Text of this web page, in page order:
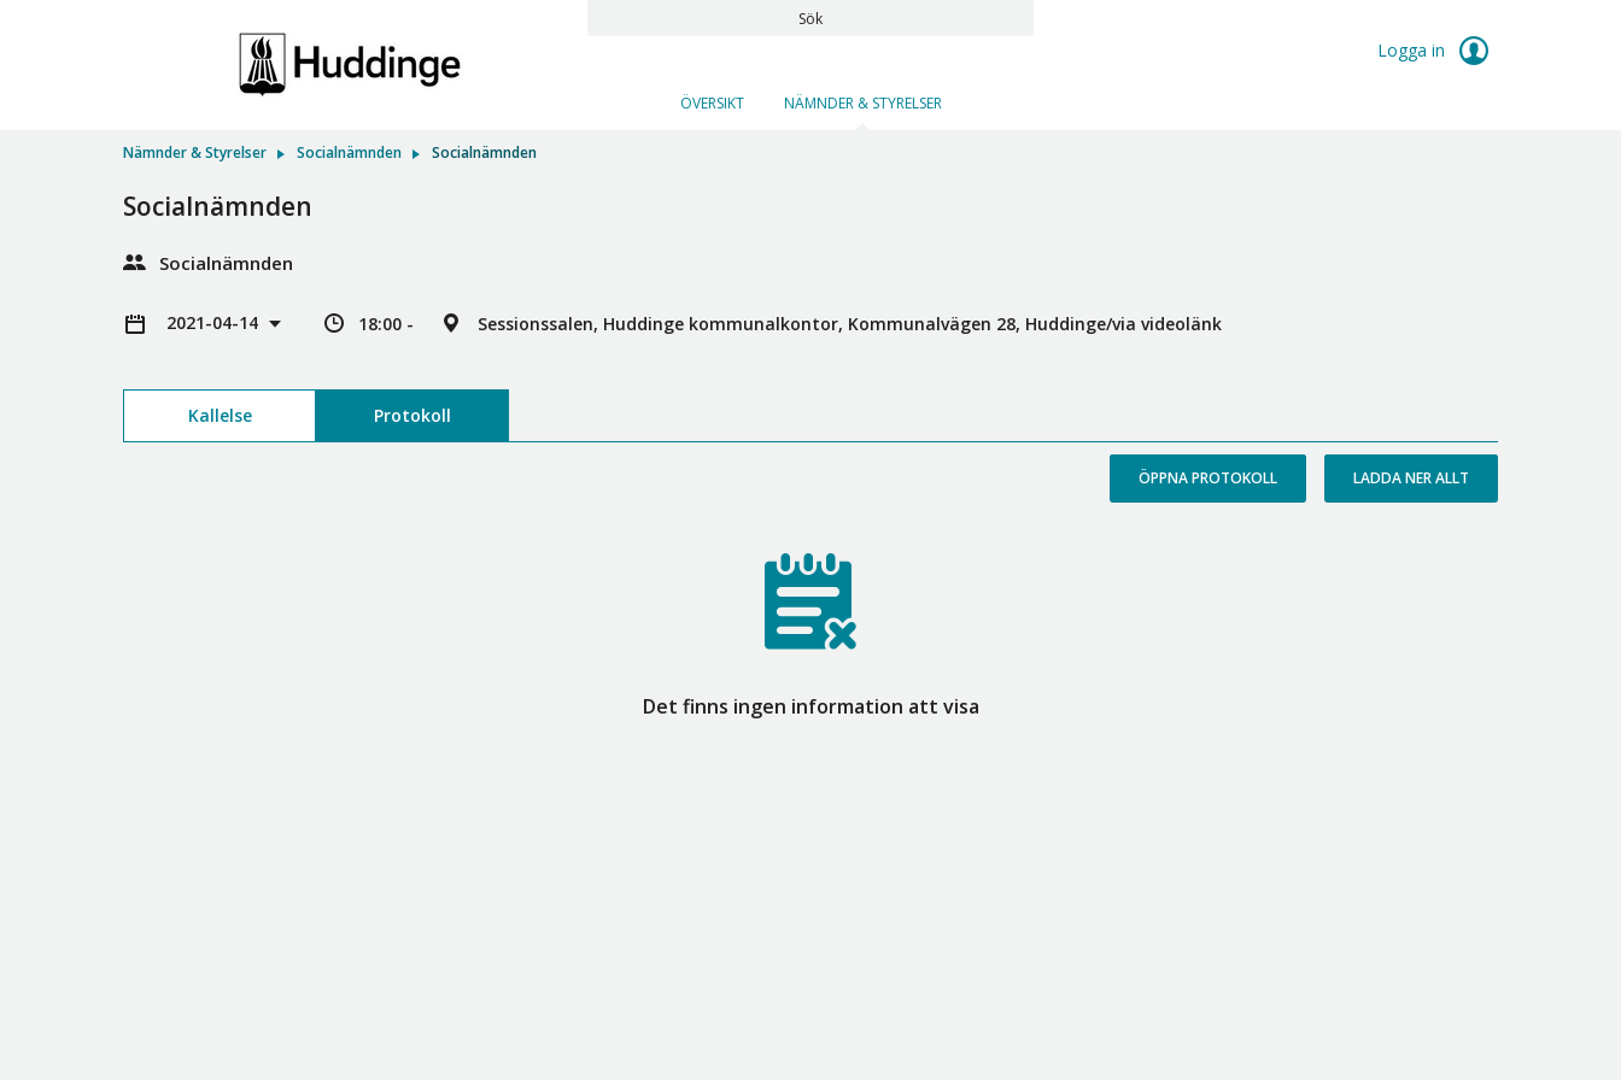
Sök
Logga in
ÖVERSIKT NÄMNDER & STYRELSER
Nämnder & Styrelser Socialnämnden Socialnämnden
Socialnämnden
Socialnämnden
2021-04-14 18:00 - Sessionssalen, Huddinge kommunalkontor, Kommunalvägen 28, Huddinge/via videolänk
Kallelse Protokoll
ÖPPNA PROTOKOLL LADDA NER ALLT
Det finns ingen information att visa